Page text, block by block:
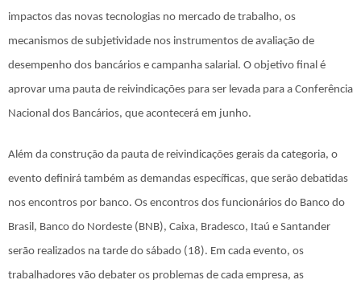
impactos das novas tecnologias no mercado de trabalho, os
mecanismos de subjetividade nos instrumentos de avaliação de
desempenho dos bancários e campanha salarial. O objetivo final é
aprovar uma pauta de reivindicações para ser levada para a Conferência
Nacional dos Bancários, que acontecerá em junho.
Além da construção da pauta de reivindicações gerais da categoria, o
evento definirá também as demandas específicas, que serão debatidas
nos encontros por banco. Os encontros dos funcionários do Banco do
Brasil, Banco do Nordeste (BNB), Caixa, Bradesco, Itaú e Santander
serão realizados na tarde do sábado (18). Em cada evento, os
trabalhadores vão debater os problemas de cada empresa, as